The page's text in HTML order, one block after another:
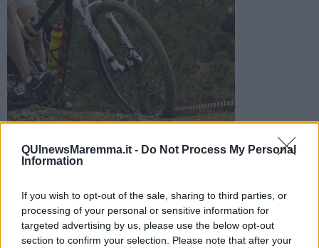
QUInewsMaremma.it - Do Not Process My Personal
Information
If you wish to opt-out of the sale, sharing to third parties, or
processing of your personal or sensitive information for
targeted advertising by us, please use the below opt-out
section to confirm your selection. Please note that after your
Raggiunto nel circuito dopo l'incidente, il minorenne è stato
trasferito da Pegaso in codice rosso all'ospedale pediatrico